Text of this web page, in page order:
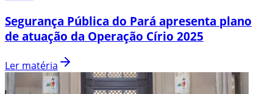
Segurança Pública do Pará apresenta plano
de atuação da Operação Círio 2025
Ler matéria